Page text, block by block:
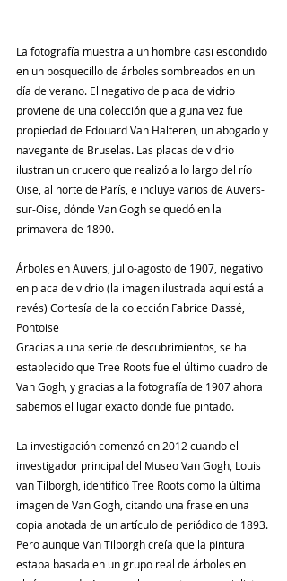
La fotografía muestra a un hombre casi escondido
en un bosquecillo de árboles sombreados en un
día de verano. El negativo de placa de vidrio
proviene de una colección que alguna vez fue
propiedad de Edouard Van Halteren, un abogado y
navegante de Bruselas. Las placas de vidrio
ilustran un crucero que realizó a lo largo del río
Oise, al norte de París, e incluye varios de Auvers-
sur-Oise, dónde Van Gogh se quedó en la
primavera de 1890.
Árboles en Auvers, julio-agosto de 1907, negativo
en placa de vidrio (la imagen ilustrada aquí está al
revés) Cortesía de la colección Fabrice Dassé,
Pontoise
Gracias a una serie de descubrimientos, se ha
establecido que Tree Roots fue el último cuadro de
Van Gogh, y gracias a la fotografía de 1907 ahora
sabemos el lugar exacto donde fue pintado.
La investigación comenzó en 2012 cuando el
investigador principal del Museo Van Gogh, Louis
van Tilborgh, identificó Tree Roots como la última
imagen de Van Gogh, citando una frase en una
copia anotada de un artículo de periódico de 1893.
Pero aunque Van Tilborgh creía que la pintura
estaba basada en un grupo real de árboles en